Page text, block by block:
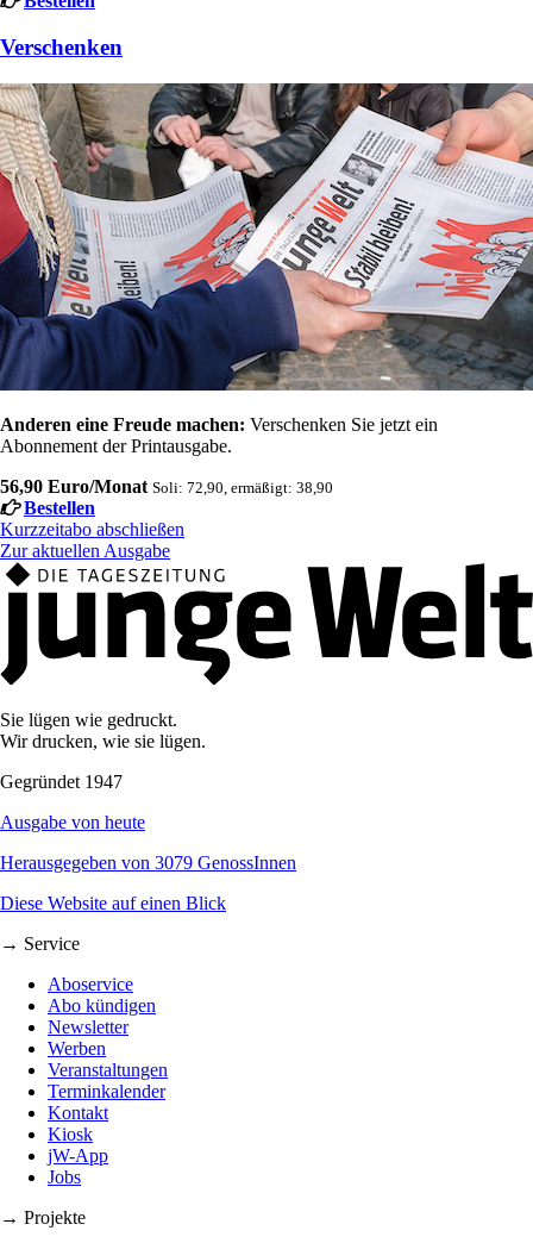
Verschenken
Anderen eine Freude machen: Verschenken Sie jetzt ein
Abonnement der Printausgabe.
56,90 Euro/Monat Soli: 72,90, ermäßigt: 38,90
Bestellen
Kurzzeitabo abschließen
Zur aktuellen Ausgabe
Sie lügen wie gedruckt.
Wir drucken, wie sie lügen.
Gegründet 1947
Ausgabe von heute
Herausgegeben von 3079 GenossInnen
Diese Website auf einen Blick
→ Service
Aboservice
Abo kündigen
Newsletter
Werben
Veranstaltungen
Terminkalender
Kontakt
Kiosk
jW-App
Jobs
→ Projekte